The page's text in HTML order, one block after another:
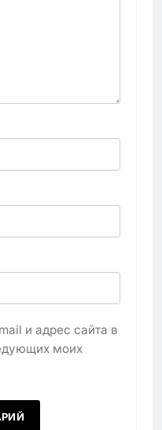
и адрес сайта в
моих